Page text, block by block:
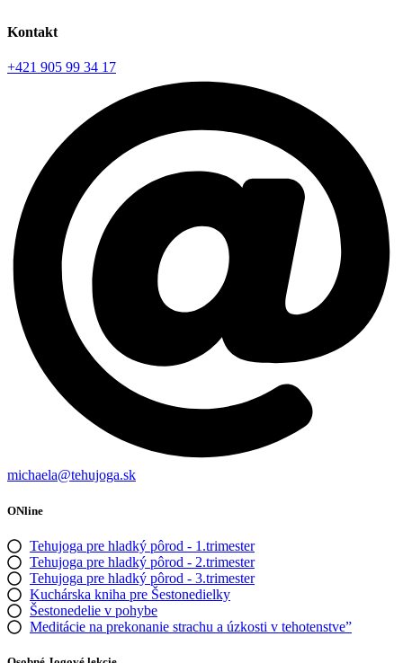
Kontakt
+421 905 99 34 17
michaela@tehujoga.sk
ONline
Tehujoga pre hladký pôrod - 1.trimester
Tehujoga pre hladký pôrod - 2.trimester
Tehujoga pre hladký pôrod - 3.trimester
Kuchárska kniha pre Šestonedielky
Šestonedelie v pohybe
Meditácie na prekonanie strachu a úzkosti v tehotenstve”